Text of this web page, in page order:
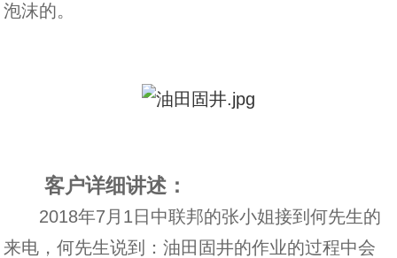
泡沫的。
客户详细讲述：
2018年7月1日中联邦的张小姐接到何先生的
来电，何先生说到：油田固井的作业的过程中会